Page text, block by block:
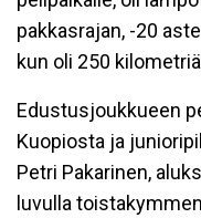
pakkasrajan, -20
kun oli 250
Edustusjoukkueen
Kuopiosta ja
Petri Pakarinen,
luvulla